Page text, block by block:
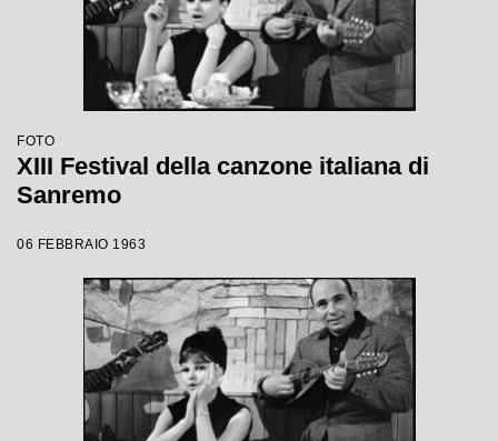
FOTO
XIII Festival della canzone italiana di
Sanremo
06 FEBBRAIO 1963